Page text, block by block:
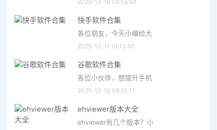
2025-12-19 09:55:58
快手软件合集
各位朋友，今天小编给大
2025-12-11 10:13:50
谷歌软件合集
各位小伙伴，想提升手机
2025-12-10 09:51:11
ehviewer版本大全
ehviewer有几个版本？小